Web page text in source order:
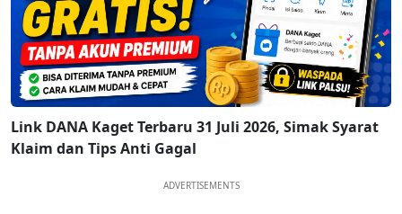
Link DANA Kaget Terbaru 31 Juli 2026, Simak Syarat
Klaim dan Tips Anti Gagal
ADVERTISEMENTS